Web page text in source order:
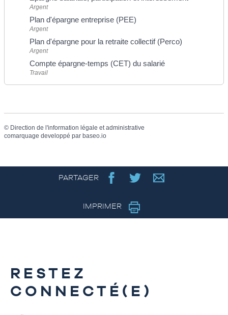
Argent
Plan d'épargne entreprise (PEE)
Argent
Plan d'épargne pour la retraite collectif (Perco)
Argent
Compte épargne-temps (CET) du salarié
Travail
© Direction de l'information légale et administrative
comarquage developpé par baseo.io
PARTAGER
IMPRIMER
RESTEZ
CONNECTÉ(E)